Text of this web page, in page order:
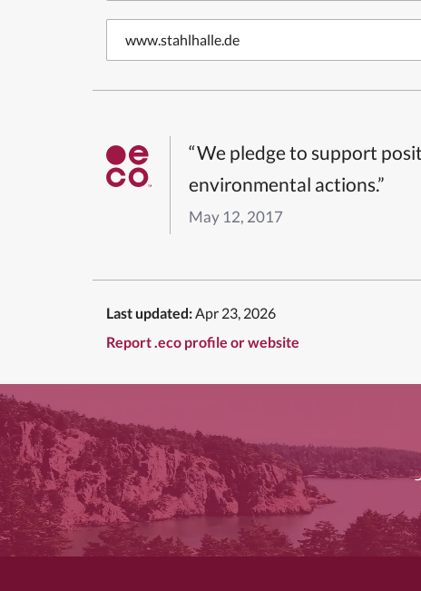
www.stahlhalle.de
“We pledge to support
environmental actions.”
May 12, 2017
Last updated: Apr 23, 2026
Report .eco profile or website